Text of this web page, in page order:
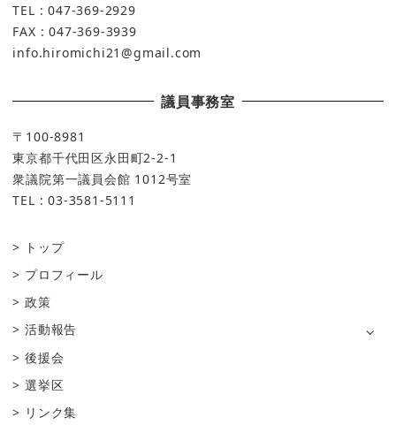
TEL : 047-369-2929
FAX : 047-369-3939
info.hiromichi21@gmail.com
議員事務室
〒100-8981
東京都千代田区永田町2-2-1
衆議院第一議員会館 1012号室
TEL : 03-3581-5111
トップ
プロフィール
政策
活動報告
後援会
選挙区
リンク集